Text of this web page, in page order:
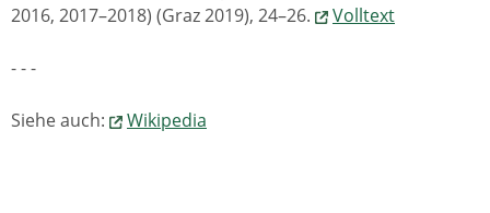
2016, 2017–2018) (Graz 2019), 24–26.
Volltext
- - -
Siehe auch: Wikipedia